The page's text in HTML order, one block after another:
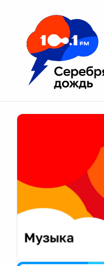
Москва 100.1 FM
Апатиты
Екатеринбург
Калининград
Калуга